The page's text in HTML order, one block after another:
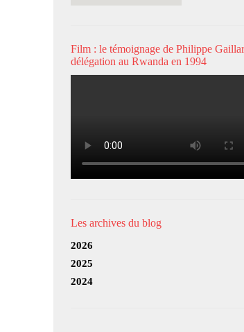
Film : le témoignage de Philippe
délégation au Rwanda en 1994
Les archives du blog
2026
2025
2024